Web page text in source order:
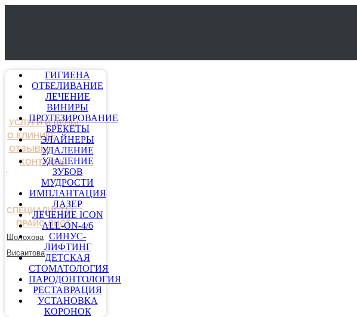
УСЛУГИ И ЦЕНЫ
О КЛИНИКЕ
ОТЗЫВЫ
КОНТАКТЫ
СПЕЦИАЛИСТЫ
ПРАЙС-ЛИСТ
Шолохова
Висаитова
ГИГИЕНА
ОТБЕЛИВАНИЕ
ЛЕЧЕНИЕ
ВИНИРЫ
ПРОТЕЗИРОВАНИЕ
БРЕКЕТЫ
ЭЛАЙНЕРЫ
УДАЛЕНИЕ
УДАЛЕНИЕ
ЗУБОВ
МУДРОСТИ
ИМПЛАНТАЦИЯ
ЛАЗЕР
ЛЕЧЕНИЕ ICON
ALL-ON-4/6
СИНУС-
ЛИФТИНГ
ДЕТСКАЯ
СТОМАТОЛОГИЯ
ПАРОДОНТОЛОГИЯ
РЕСТАВРАЦИЯ
УСТАНОВКА
КОРОНОК